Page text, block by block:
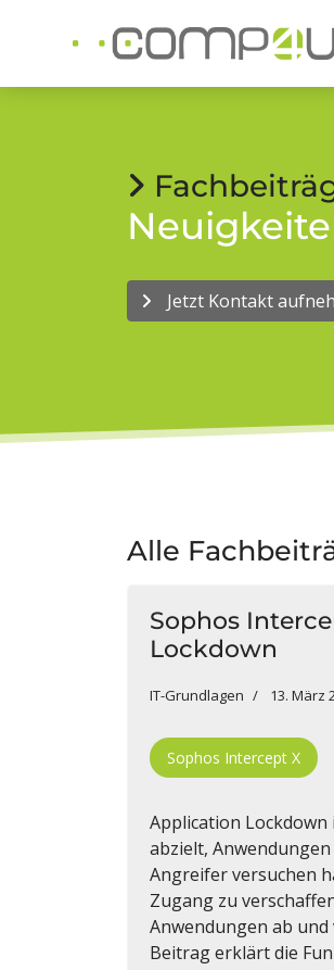
Jetzt Kontakt
Alle
Sophos
Lockdown
IT-Grundlagen 13. März
Sophos Intercept X
Application
abzielt,
Angreifer versuchen
Zugang zu
Anwendungen ab
Beitrag erklärt die